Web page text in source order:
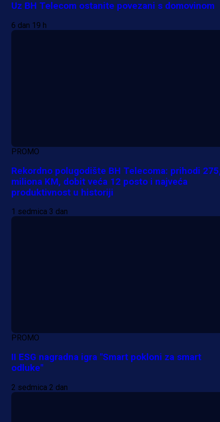
Uz BH Telecom ostanite povezani s domovinom
6 dan 19 h
PROMO
Rekordno polugodište BH Telecoma: prihodi
miliona KM, dobit veća 12 posto i najveća
produktivnost u historiji
1 sedmica 3 dan
PROMO
II ESG nagradna igra "Smart pokloni za smart
odluke"
2 sedmica 2 dan